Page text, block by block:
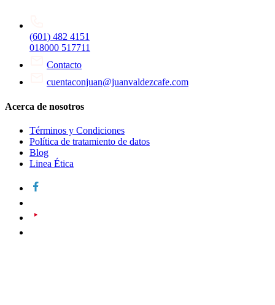
(601) 482 4151
018000 517711
Contacto
cuentaconjuan@juanvaldezcafe.com
Acerca de nosotros
Términos y Condiciones
Política de tratamiento de datos
Blog
Linea Ética